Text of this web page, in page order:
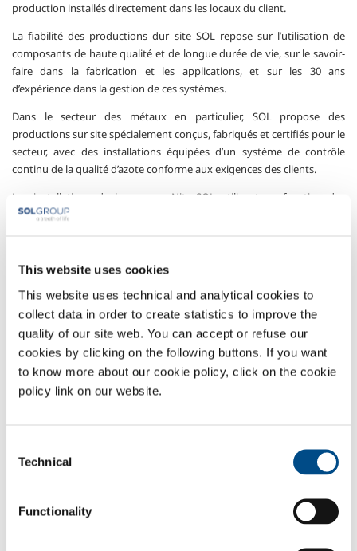
This website uses cookies
This website uses technical and analytical cookies to
collect data in order to create statistics to improve the
quality of our site web. You can accept or refuse our
cookies by clicking on the following buttons. If you want
to know more about our cookie policy, click on the cookie
policy link on our website.
Selection
Technical
Functionality
production installés directement dans les locaux du client.
La fiabilité des productions dur site SOL repose sur l’utilisation de
composants de haute qualité et de longue durée de vie, sur le savoir-
faire dans la fabrication et les applications, et sur les 30 ans
d’expérience dans la gestion de ces systèmes.
Dans le secteur des métaux en particulier, SOL propose des
productions sur site spécialement conçus, fabriqués et certifiés pour le
secteur, avec des installations équipées d’un système de contrôle
continu de la qualité d’azote conforme aux exigences des clients.
Les installations de la gamme NitroSOL utilisent en fonction des
besoins des clients, soit des technologies d’adsorption par inversion
colonnes cryogéniques, toutes fournies sur des SKID de façon à
capacités de production adaptables aux différents besoins des clients,
avec une pureté de production qui peut atteindre une teneur en azote
de 99,999 % et une gamme de capacités de quelques dizaines de litres
par minute à plus de 1 000 m³/h.
Gaz
Production de récipients en verre et de fibre de verre
Production d’aluminium secondaire (recyclage)